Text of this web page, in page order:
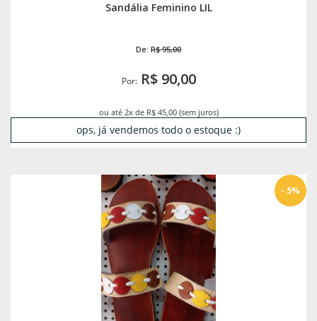
Sandália Feminino LIL
De: R$ 95,00
Por:R$ 90,00
ou até 2x de R$ 45,00 (sem juros)
ops, já vendemos todo o estoque :)
- 5%